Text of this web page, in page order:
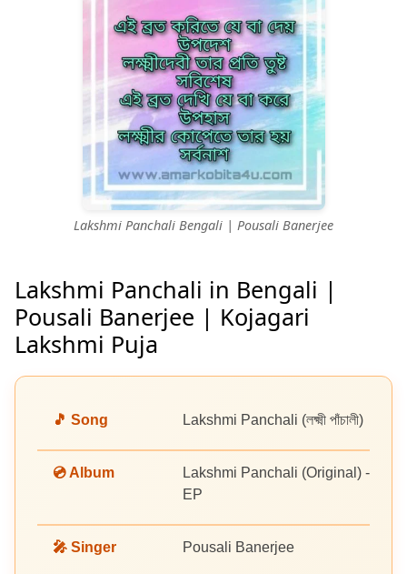
Lakshmi Panchali Bengali | Pousali Banerjee
Lakshmi Panchali in Bengali |
Pousali Banerjee | Kojagari
Lakshmi Puja
🎵 Song Lakshmi Panchali (লক্ষ্মী পাঁচালী)
💿 Album
Lakshmi Panchali (Original) -
EP
🎤 Singer Pousali Banerjee